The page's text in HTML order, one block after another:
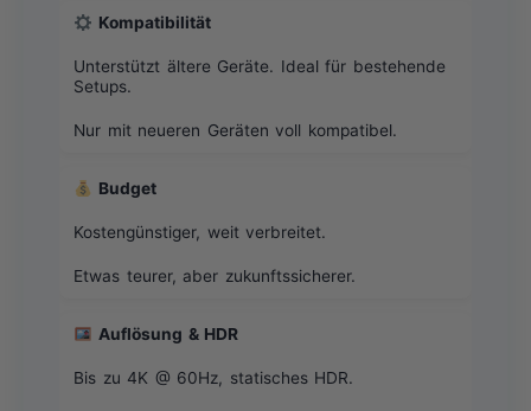
Kompatibilität
Unterstützt ältere Geräte. Ideal für bestehende
Setups.
Nur mit neueren Geräten voll kompatibel.
Budget
Kostengünstiger, weit verbreitet.
Etwas teurer, aber zukunftssicherer.
Auflösung & HDR
Bis zu 4K @ 60Hz, statisches HDR.